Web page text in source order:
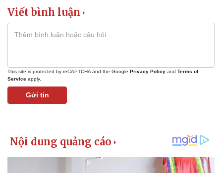
Kinh tế
Bất động sản
Giá cà phê
Viết bình luận
This site is protected by reCAPTCHA and the Google Privacy Policy and Terms of
Service apply.
Gửi tin